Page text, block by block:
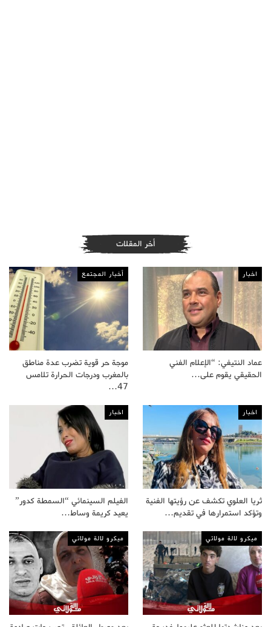
أخر المقلات
اخبار
عماد النتيفي: “الإعلام الفني
الحقيقي يقوم على…
أخبار المجتمع
موجة حر قوية تضرب عدة مناطق
بالمغرب ودرجات الحرارة تلامس
47…
اخبار
ثريا العلوي تكشف عن رؤيتها الفنية
وتؤكد استمرارها في تقديم…
اخبار
الفيلم السينمائي “السمطة كدور”
يعيد كريمة وساط…
ميكرو لالة مولاتي ميكرو لالة مولاتي